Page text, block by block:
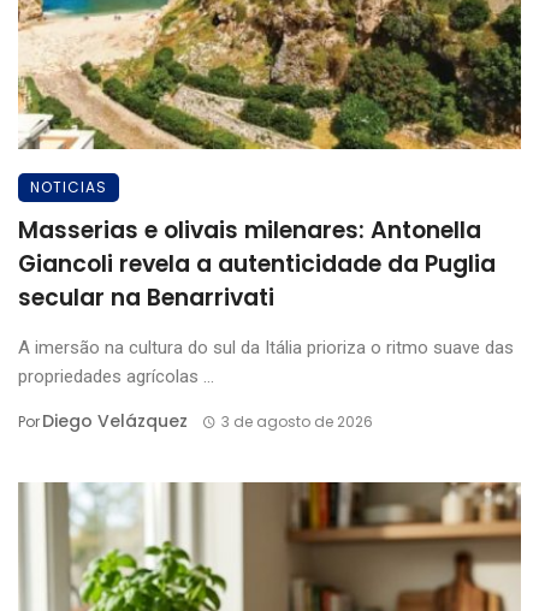
NOTICIAS
Masserias e olivais milenares: Antonella
Giancoli revela a autenticidade da Puglia
secular na Benarrivati
A imersão na cultura do sul da Itália prioriza o ritmo suave das
propriedades agrícolas ...
PorDiego Velázquez 3 de agosto de 2026